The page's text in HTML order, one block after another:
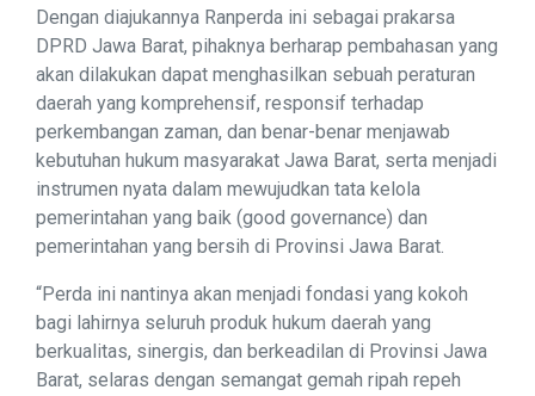
Dengan diajukannya Ranperda ini sebagai prakarsa
DPRD Jawa Barat, pihaknya berharap pembahasan yang
akan dilakukan dapat menghasilkan sebuah peraturan
daerah yang komprehensif, responsif terhadap
perkembangan zaman, dan benar-benar menjawab
kebutuhan hukum masyarakat Jawa Barat, serta menjadi
instrumen nyata dalam mewujudkan tata kelola
pemerintahan yang baik (good governance) dan
pemerintahan yang bersih di Provinsi Jawa Barat.
“Perda ini nantinya akan menjadi fondasi yang kokoh
bagi lahirnya seluruh produk hukum daerah yang
berkualitas, sinergis, dan berkeadilan di Provinsi Jawa
Barat, selaras dengan semangat gemah ripah repeh